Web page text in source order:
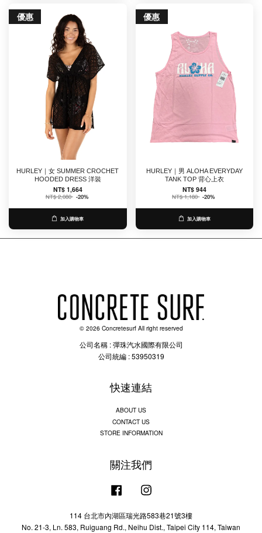
優惠
HURLEY｜女 SUMMER CROCHET
HOODED DRESS 洋裝
NT$ 1,664
NT$ 2,080 -20%
加入購物車
優惠
HURLEY｜男 ALOHA EVERYDAY
TANK TOP 背心上衣
NT$ 944
NT$ 1,180 -20%
加入購物車
© 2026 Concretesurf All right reserved
公司名稱 : 彈珠汽水國際有限公司
公司統編 : 53950319
快速連結
ABOUT US
CONTACT US
STORE INFORMATION
關注我們
Facebook
114 台北市內湖區瑞光路583巷21號3樓
No. 21-3, Ln. 583, Ruiguang Rd., Neihu Dist., Taipei City 114, Taiwan